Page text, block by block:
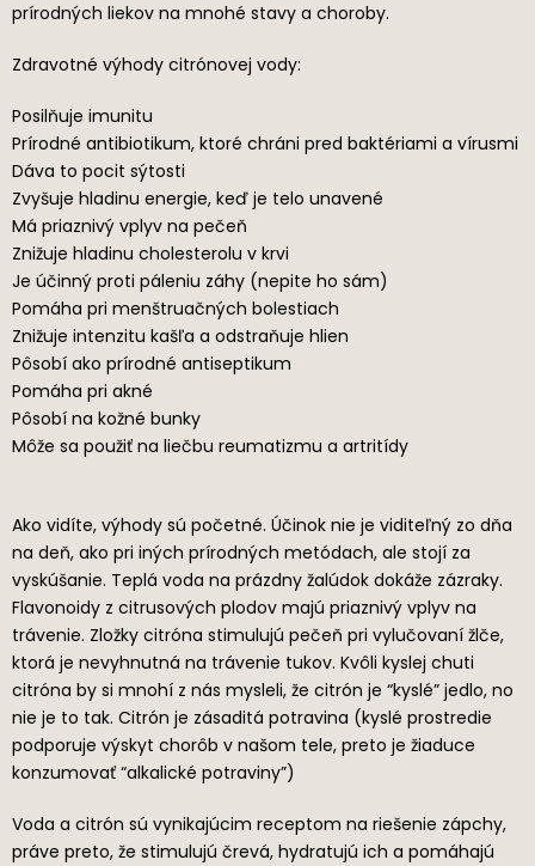
prírodných liekov na mnohé stavy a choroby.
Zdravotné výhody citrónovej vody:
Posilňuje imunitu
Prírodné antibiotikum, ktoré chráni pred baktériami a vírusmi
Dáva to pocit sýtosti
Zvyšuje hladinu energie, keď je telo unavené
Má priaznivý vplyv na pečeň
Znižuje hladinu cholesterolu v krvi
Je účinný proti páleniu záhy (nepite ho sám)
Pomáha pri menštruačných bolestiach
Znižuje intenzitu kašľa a odstraňuje hlien
Pôsobí ako prírodné antiseptikum
Pomáha pri akné
Pôsobí na kožné bunky
Môže sa použiť na liečbu reumatizmu a artritídy
Ako vidíte, výhody sú početné. Účinok nie je viditeľný zo dňa
na deň, ako pri iných prírodných metódach, ale stojí za
vyskúšanie. Teplá voda na prázdny žalúdok dokáže zázraky.
Flavonoidy z citrusových plodov majú priaznivý vplyv na
trávenie. Zložky citróna stimulujú pečeň pri vylučovaní žlče,
ktorá je nevyhnutná na trávenie tukov. Kvôli kyslej chuti
citróna by si mnohí z nás mysleli, že citrón je “kyslé” jedlo, no
nie je to tak. Citrón je zásaditá potravina (kyslé prostredie
podporuje výskyt chorôb v našom tele, preto je žiaduce
konzumovať “alkalické potraviny”)
Voda a citrón sú vynikajúcim receptom na riešenie zápchy,
práve preto, že stimulujú črevá, hydratujú ich a pomáhajú